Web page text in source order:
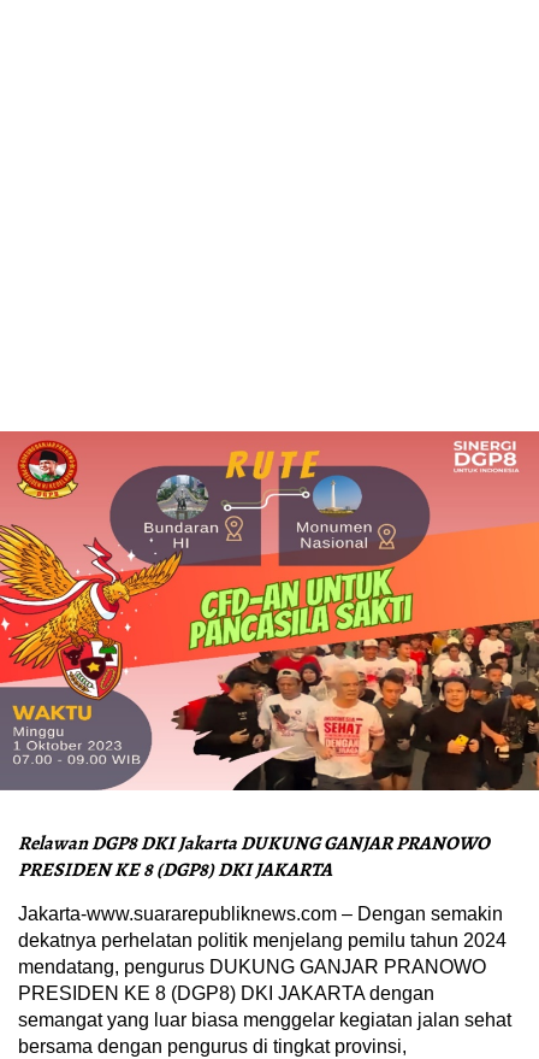
Relawan DGP8 DKI Jakarta DUKUNG GANJAR PRANOWO
PRESIDEN KE 8 (DGP8) DKI JAKARTA
Jakarta-www.suararepubliknews.com – Dengan semakin
dekatnya perhelatan politik menjelang pemilu tahun 2024
mendatang, pengurus DUKUNG GANJAR PRANOWO
PRESIDEN KE 8 (DGP8) DKI JAKARTA dengan
semangat yang luar biasa menggelar kegiatan jalan sehat
bersama dengan pengurus di tingkat provinsi,